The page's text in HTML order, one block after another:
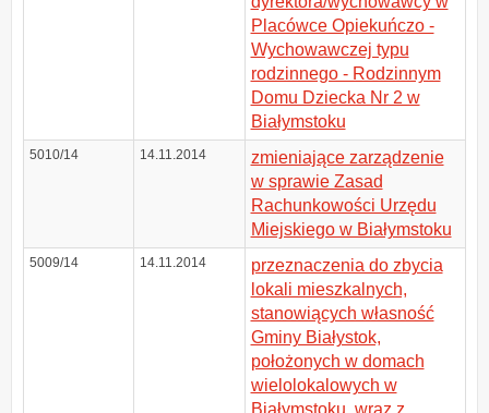
Placówce Opiekuńczo -
Wychowawczej typu
rodzinnego - Rodzinnym
Domu Dziecka Nr 2 w
Białymstoku
5010/14 14.11.2014
zmieniające zarządzenie
w sprawie Zasad
Rachunkowości Urzędu
Miejskiego w Białymstoku
5009/14 14.11.2014
przeznaczenia do zbycia
lokali mieszkalnych,
stanowiących własność
Gminy Białystok,
położonych w domach
wielolokalowych w
Białymstoku, wraz z